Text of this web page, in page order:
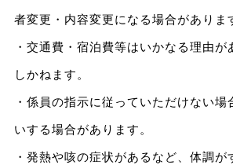
者変更・内容変更になる場合がありま
・交通費・宿泊費等はいかなる理由が
しかねます。
・係員の指示に従っていただけない場
いする場合があります。
・発熱や咳の症状があるなど、体調が